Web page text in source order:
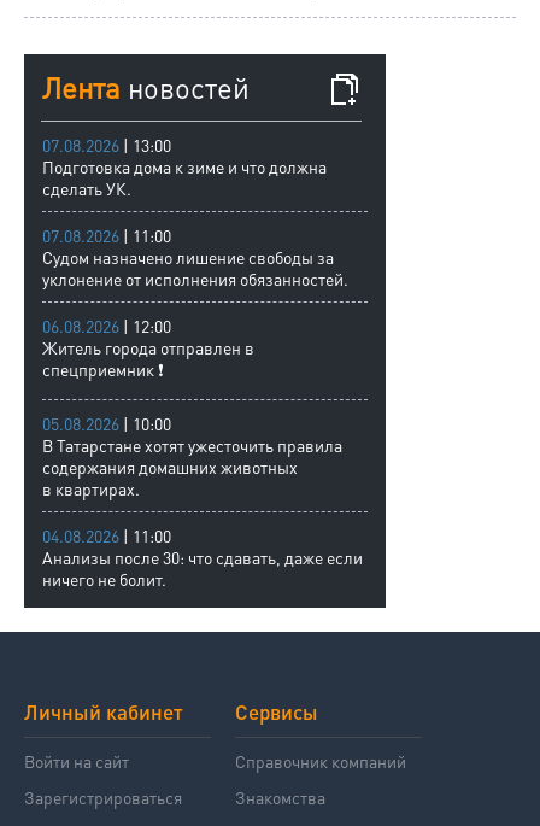
Лента новостей
07.08.2026 | 13:00
Подготовка дома к зиме и что должна
сделать УК.
07.08.2026 | 11:00
Судом назначено лишение свободы за
уклонение от исполнения обязанностей.
06.08.2026 | 12:00
Житель города отправлен в
спецприемник ❗
05.08.2026 | 10:00
В Татарстане хотят ужесточить правила
содержания домашних животных
в квартирах.
04.08.2026 | 11:00
Анализы после 30: что сдавать, даже если
ничего не болит.
Личный кабинет
Войти на сайт
Зарегистрироваться
Сервисы
Справочник компаний
Знакомства